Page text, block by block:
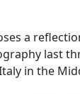
a
last
in the